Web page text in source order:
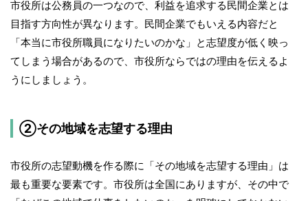
市役所は公務員の一つなので、利益を追求する民間企業とは
目指す方向性が異なります。民間企業でもいえる内容だと
「本当に市役所職員になりたいのかな」と志望度が低く映っ
てしまう場合があるので、市役所ならではの理由を伝えるよ
うにしましょう。
②その地域を志望する理由
市役所の志望動機を作る際に「その地域を志望する理由」は
最も重要な要素です。市役所は全国にありますが、その中で